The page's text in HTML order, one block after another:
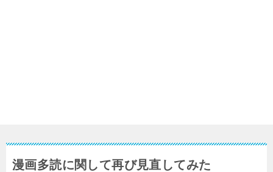
漫画多読に関して再び見直してみた